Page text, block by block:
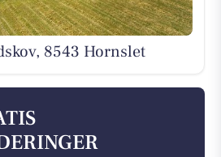
8543 Hornslet